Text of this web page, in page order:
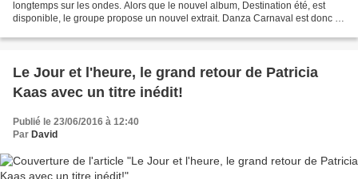
longtemps sur les ondes. Alors que le nouvel album, Destination été, est
disponible, le groupe propose un nouvel extrait. Danza Carnaval est donc le
Le Jour et l'heure, le grand retour de Patricia
Kaas avec un titre inédit!
Publié le 23/06/2016 à 12:40
Par David